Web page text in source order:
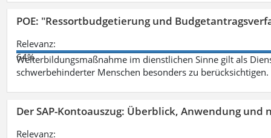
POE: "Ressortbudgetierung und
Relevanz:
64%
Weiterbildungsmaßnahme im dienstlichen Sinne gilt als
schwerbehinderter Menschen besonders zu berücksichtigen.
Der SAP-Kontoauszug: Überblick, Anwendung
Relevanz: